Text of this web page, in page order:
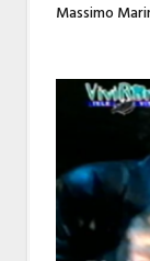
Massimo